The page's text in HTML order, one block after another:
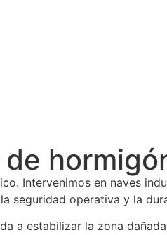
Intervenimos en naves
seguridad operativa y la
a estabilizar la zona